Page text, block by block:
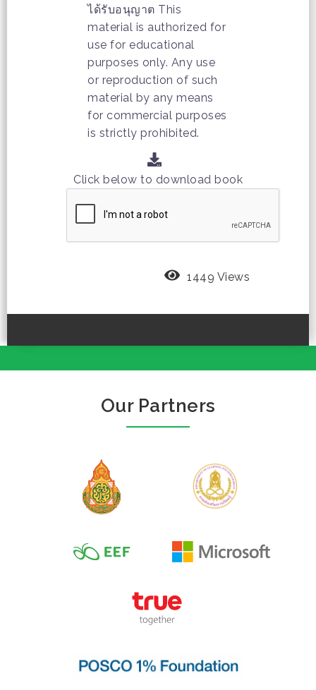
ได้รับอนุญาต This
material is authorized for
use for educational
purposes only. Any use
or reproduction of such
material by any means
for commercial purposes
is strictly prohibited.
Click below to download book
1449 Views
Our Partners